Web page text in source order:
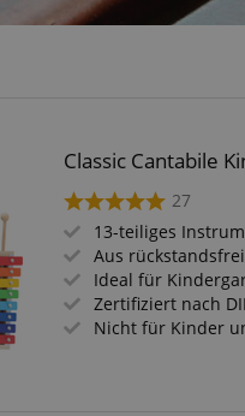
Classic Cantabile
27
13-teiliges
Aus
Ideal für
Zertifiziert nach
Nicht für Kinder